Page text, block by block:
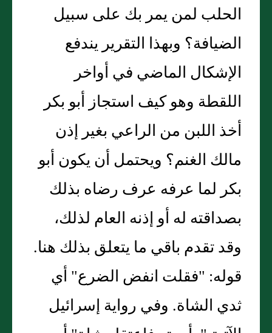
الحلب لمن يمر بك على سبيل
الضيافة؟ وبهذا التقرير يندفع
الإشكال الماضي في أواخر
اللقطة وهو كيف استجاز أبو بكر
أخذ اللبن من الراعي بغير إذن
مالك الغنم؟ ويحتمل أن يكون أبو
بكر لما عرفه عرف رضاه بذلك
بصداقته له أو إذنه العام لذلك،
وقد تقدم باقي ما يتعلق بذلك هنا.
قوله: "فقلت انفض الضرع" أي
ثدي الشاة. وفي رواية إسرائيل